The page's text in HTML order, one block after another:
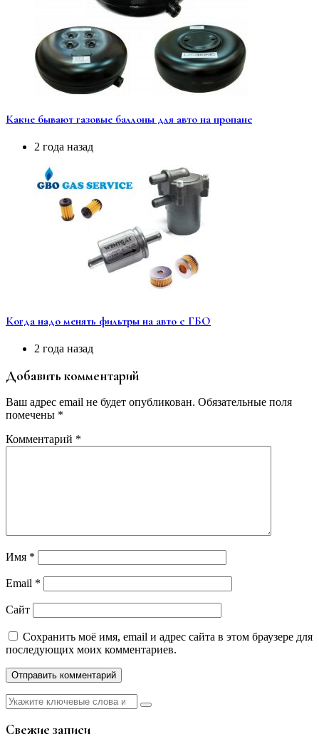
Какие бывают газовые баллоны для авто на пропане
2 года назад
Когда надо менять фильтры на авто с ГБО
2 года назад
Добавить комментарий
Ваш адрес email не будет опубликован. Обязательные поля
помечены *
Комментарий *
Имя *
Email *
Сайт
Сохранить моё имя, email и адрес сайта в этом браузере для
последующих моих комментариев.
Найти:
Свежие записи